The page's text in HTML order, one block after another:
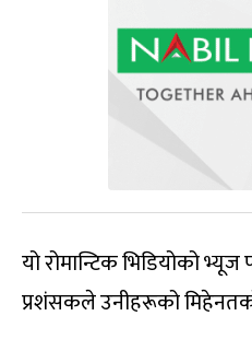
यो रोमान्टिक भिडियोको भ्यूज
प्रशंसकले उनीहरूको